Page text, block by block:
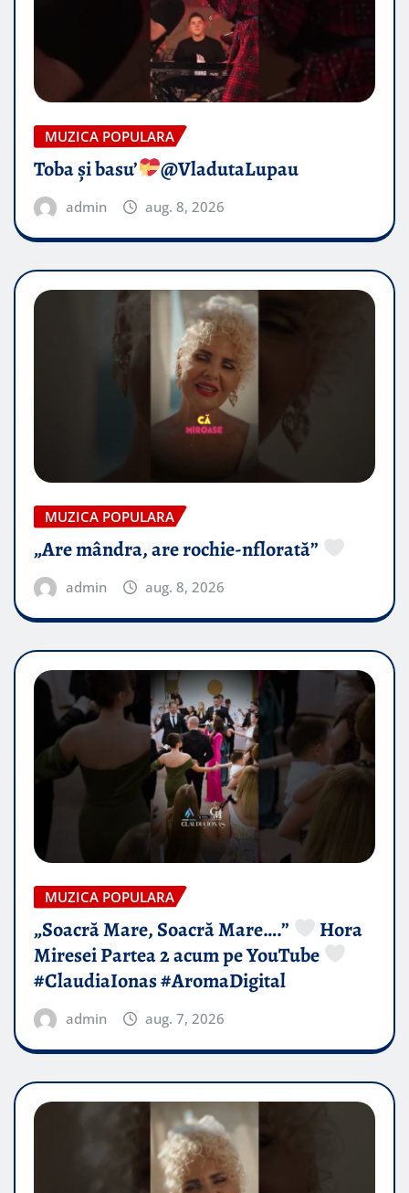
MUZICA POPULARA
Toba și basu’ @VladutaLupau
admin aug. 8, 2026
MUZICA POPULARA
„Are mândra, are rochie-nflorată”
admin aug. 8, 2026
MUZICA POPULARA
„Soacră Mare, Soacră Mare….”
Hora
Miresei Partea 2 acum pe YouTube
#ClaudiaIonas #AromaDigital
admin aug. 7, 2026